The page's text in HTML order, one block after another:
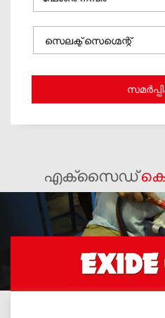
എക്സൈഡ്